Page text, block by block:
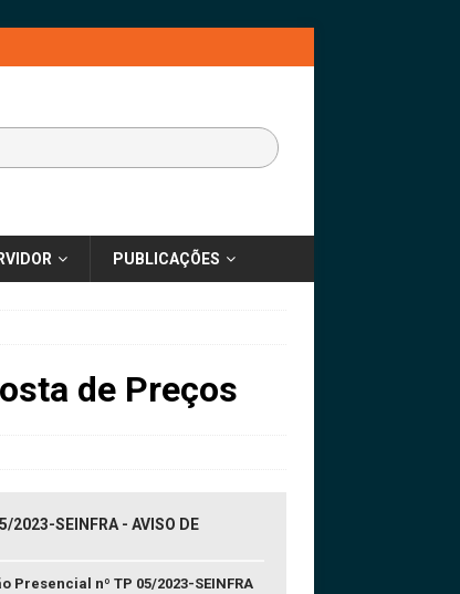
PUBLICAÇÕES
de Preços
2023-SEINFRA - AVISO DE
Presencial nº TP 05/2023-SEINFRA